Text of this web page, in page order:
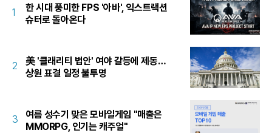
1
한 시대 풍미한 FPS '아바', 익스트랙션
슈터로 돌아온다
2
美 '클래리티 법안' 여야 갈등에 제동…
상원 표결 일정 불투명
3
여름 성수기 맞은 모바일게임 "매출은
MMORPG, 인기는 캐주얼"